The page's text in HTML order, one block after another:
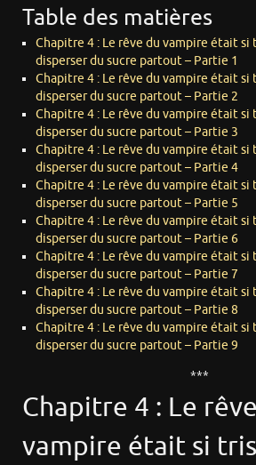
Table des matières
Chapitre 4 : Le rêve du vampire était si
disperser du sucre partout – Partie 1
Chapitre 4 : Le rêve du vampire était si
disperser du sucre partout – Partie 2
Chapitre 4 : Le rêve du vampire était si
disperser du sucre partout – Partie 3
Chapitre 4 : Le rêve du vampire était si
disperser du sucre partout – Partie 4
Chapitre 4 : Le rêve du vampire était si
disperser du sucre partout – Partie 5
Chapitre 4 : Le rêve du vampire était si
disperser du sucre partout – Partie 6
Chapitre 4 : Le rêve du vampire était si
disperser du sucre partout – Partie 7
Chapitre 4 : Le rêve du vampire était si
disperser du sucre partout – Partie 8
Chapitre 4 : Le rêve du vampire était si
disperser du sucre partout – Partie 9
***
Chapitre 4 : Le
vampire était si